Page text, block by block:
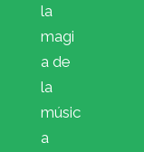
la
magi
a de
la
músic
a